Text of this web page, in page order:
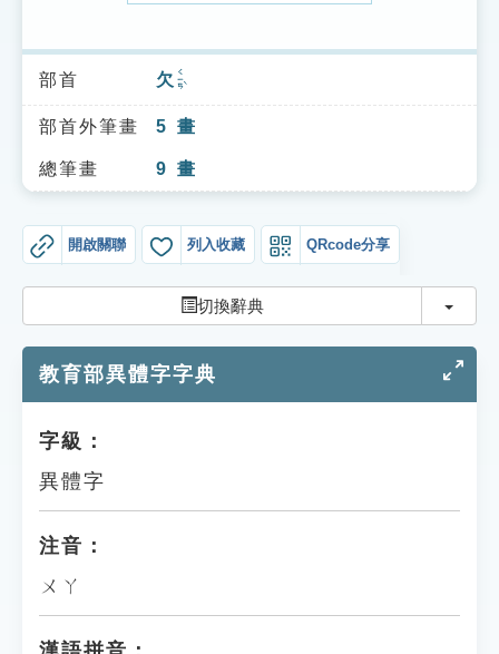
索引選單
知識索引
單字索引
遊戲專區
教學應用
貓頭鷹博士
部首 欠 ㄑㄧㄢˋ
部首外筆畫 5 畫
總筆畫 9 畫
開啟關聯 列入收藏 QRcode分享
切換辭典 切換
教育部異體字字典
字級：
異體字
注音：
ㄨㄚ